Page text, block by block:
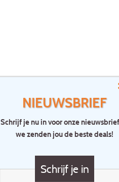
NIEUWSBRIEF
Schrijf je nu in voor onze
we zenden jou de beste deals!
Schrijf je in